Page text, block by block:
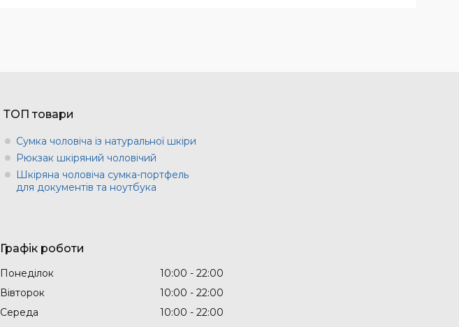
ТОП товари
Сумка чоловіча із натуральної шкіри
Рюкзак шкіряний чоловічий
Шкіряна чоловіча сумка-портфель
для документів та ноутбука
Графік роботи
Понеділок 10:00
22:00
Вівторок
10:00
22:00
Середа
10:00
22:00